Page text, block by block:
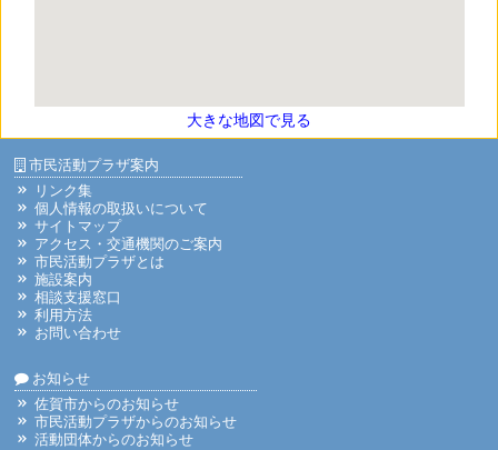
大きな地図で見る
市民活動プラザ案内
リンク集
個人情報の取扱いについて
サイトマップ
アクセス・交通機関のご案内
市民活動プラザとは
施設案内
相談支援窓口
利用方法
お問い合わせ
お知らせ
佐賀市からのお知らせ
市民活動プラザからのお知らせ
活動団体からのお知らせ